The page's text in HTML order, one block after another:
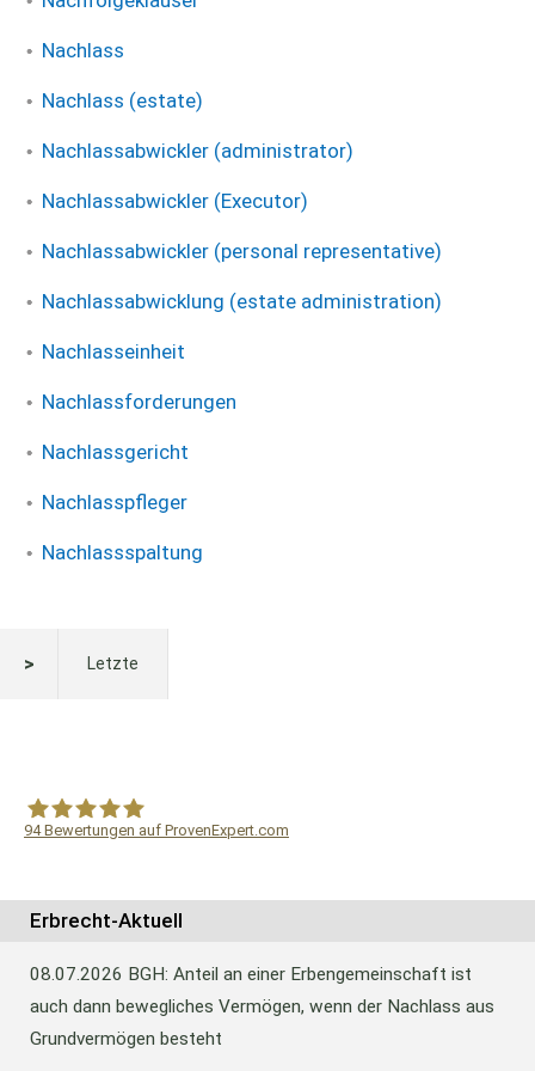
Nachlass
Nachlass (estate)
Nachlassabwickler (administrator)
Nachlassabwickler (Executor)
Nachlassabwickler (personal representative)
Nachlassabwicklung (estate administration)
Nachlasseinheit
Nachlassforderungen
Nachlassgericht
Nachlasspfleger
Nachlassspaltung
Letzte
94Bewertungen auf ProvenExpert.com
Erbrecht-Aktuell
08.07.2026 BGH: Anteil an einer Erbengemeinschaft ist
auch dann bewegliches Vermögen, wenn der Nachlass aus
Grundvermögen besteht